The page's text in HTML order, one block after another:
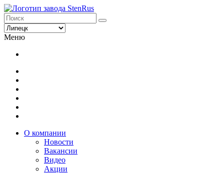
Меню
О компании
Новости
Вакансии
Видео
Акции